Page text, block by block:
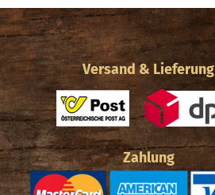
Versand & Lieferung
Zahlung